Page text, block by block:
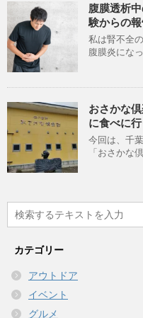
腹膜透析
験からの報
私は腎不全
腹膜炎にな
おさかな
に食べに
今回は、千
「おさかな
カテゴリー
アウトドア
イベント
グルメ